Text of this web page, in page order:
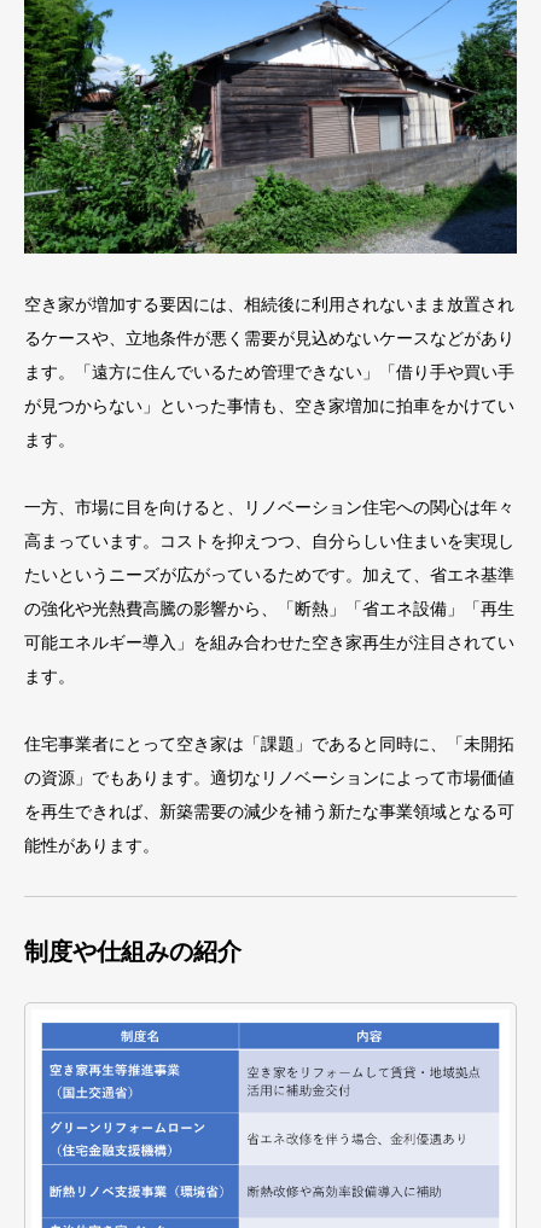
空き家が増加する要因には、相続後に利用されないまま放置され
るケースや、立地条件が悪く需要が見込めないケースなどがあり
ます。「遠方に住んでいるため管理できない」「借り手や買い手
が見つからない」といった事情も、空き家増加に拍車をかけてい
ます。
一方、市場に目を向けると、リノベーション住宅への関心は年々
高まっています。コストを抑えつつ、自分らしい住まいを実現し
たいというニーズが広がっているためです。加えて、省エネ基準
の強化や光熱費高騰の影響から、「断熱」「省エネ設備」「再生
可能エネルギー導入」を組み合わせた空き家再生が注目されてい
ます。
住宅事業者にとって空き家は「課題」であると同時に、「未開拓
の資源」でもあります。適切なリノベーションによって市場価値
を再生できれば、新築需要の減少を補う新たな事業領域となる可
能性があります。
制度や仕組みの紹介